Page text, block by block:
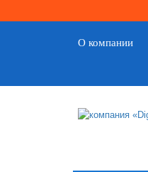
О компании